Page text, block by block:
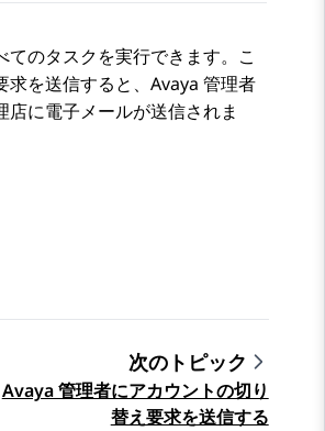
のタスクを実行できます。こ
を送信すると、 Avaya 管理者
に電子メールが送信されま
次のトピック
Avaya 管理者にアカウントの切り
替え要求を送信する